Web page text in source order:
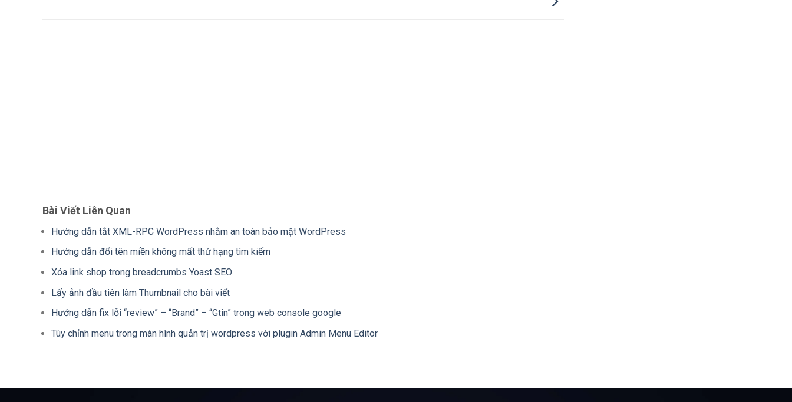
Bài Viết Liên Quan
Hướng dẫn tắt XML-RPC WordPress nhằm an toàn bảo mật WordPress
Hướng dẫn đổi tên miền không mất thứ hạng tìm kiếm
Xóa link shop trong breadcrumbs Yoast SEO
Lấy ảnh đầu tiên làm Thumbnail cho bài viết
Hướng dẫn fix lỗi “review” – “Brand” – “Gtin” trong web console google
Tùy chỉnh menu trong màn hình quản trị wordpress với plugin Admin Menu Editor